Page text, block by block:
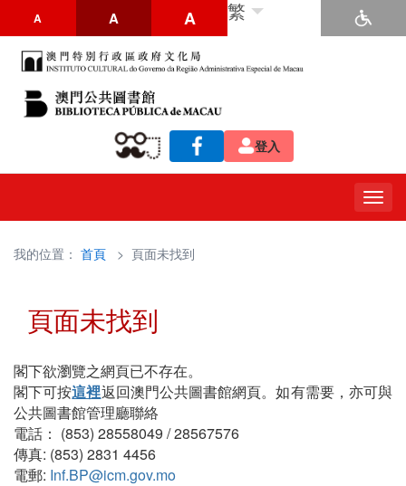
A A A 繁
登入
我的位置： 首頁 > 頁面未找到
頁面未找到
閣下欲瀏覽之網頁已不存在。
閣下可按這裡返回澳門公共圖書館網頁。如有需要，亦可與
公共圖書館管理廳聯絡
電話： (853) 28558049 / 28567576
傳真: (853) 2831 4456
電郵: Inf.BP@icm.gov.mo